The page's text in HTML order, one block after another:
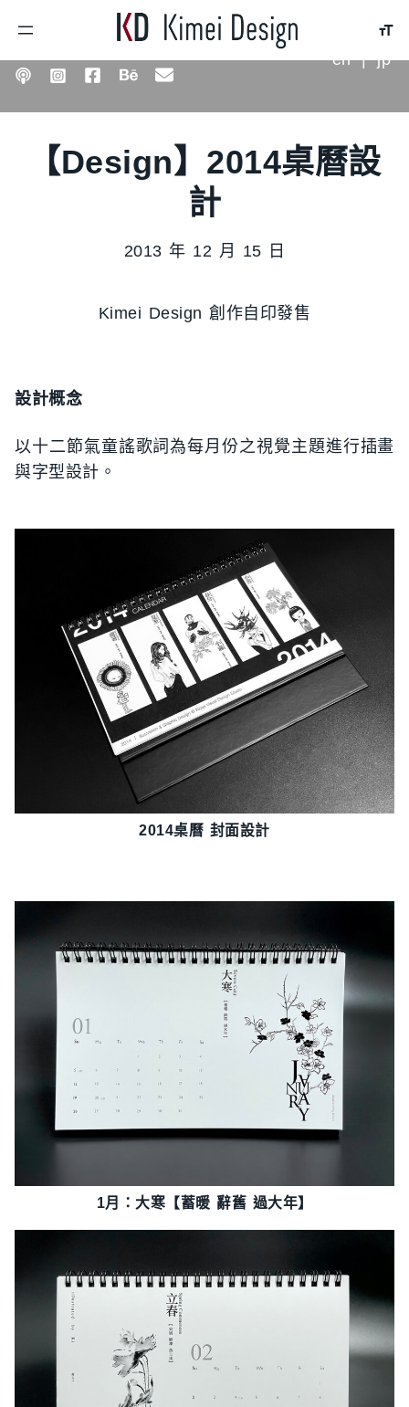
en | jp
Kimei Design 創作自印發售
2013 年 12 月 15 日
【Design】2014桌曆設
計
設計概念
以十二節氣童謠歌詞為每月份之視覺主題進行插畫
與字型設計。
2014桌曆 封面設計
1月：大寒【蓄暖 辭舊 過大年】